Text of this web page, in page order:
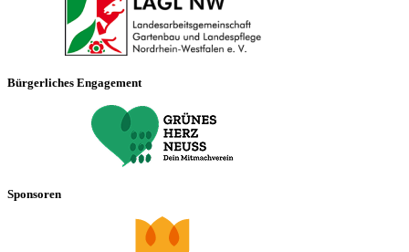
Bürgerliches Engagement
Sponsoren